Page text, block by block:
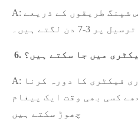
A: عام طور پر ایکسپریس شپنگ طریقوں کے ذریعے
ترسیل پر 3-7 دن لگتے ہیں۔
میں جا سکتے ہیں؟
A: جی ہاں، اگر آپ ہماری فیکٹری کا دورہ کرنا
کسی بھی وقت ایک پیغام
چھوڑ سکتے ہیں